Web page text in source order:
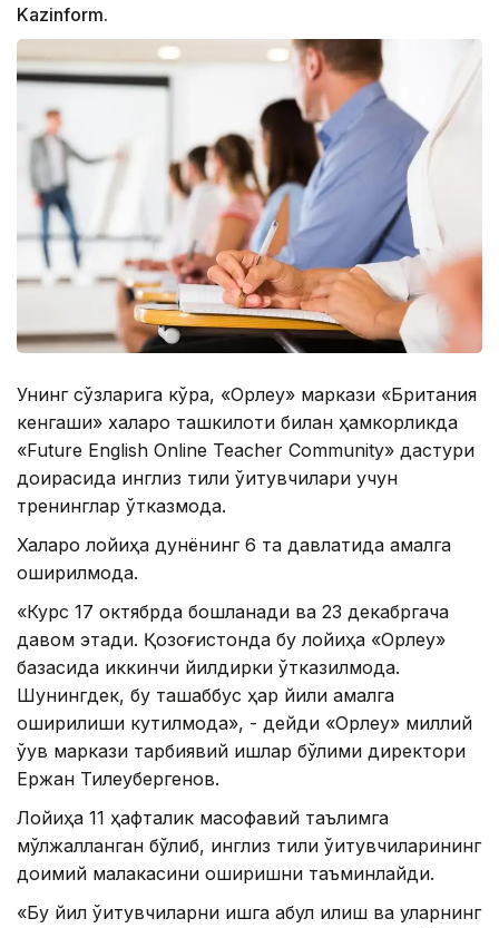
Kazinform.
Унинг сўзларига кўра, «Орлеу» маркази «Британия
кенгаши» халқаро ташкилоти билан ҳамкорликда
«Future English Online Teacher Community» дастури
доирасида инглиз тили ўқитувчилари учун
тренинглар ўтказмоқда.
Халқаро лойиҳа дунёнинг 6 та давлатида амалга
оширилмоқда.
«Курс 17 октябрда бошланади ва 23 декабргача
давом этади. Қозоғистонда бу лойиҳа «Орлеу»
базасида иккинчи йилдирки ўтказилмоқда.
Шунингдек, бу ташаббус ҳар йили амалга
оширилиши кутилмоқда», - дейди «Орлеу» миллий
ўқув маркази тарбиявий ишлар бўлими директори
Ержан Тилеубергенов.
Лойиҳа 11 ҳафталик масофавий таълимга
мўлжалланган бўлиб, инглиз тили ўқитувчиларининг
доимий малакасини оширишни таъминлайди.
«Бу йил ўқитувчиларни ишга қабул қилиш ва уларнинг